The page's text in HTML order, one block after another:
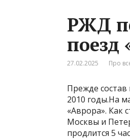
РЖД
поезд
27.02.2025 Про
Прежде
2010 годы.На
«Аврора». Как
Москвы и
продлится 5